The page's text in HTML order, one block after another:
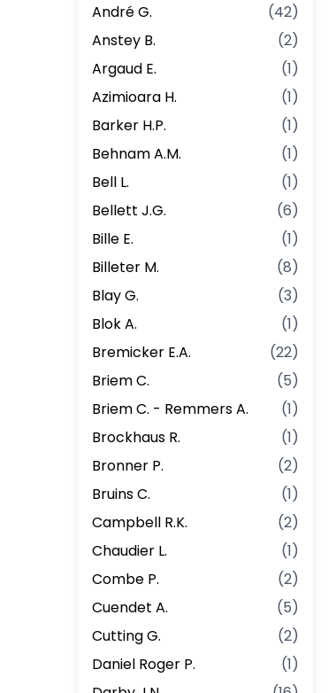
André G.
(42)
Anstey B.
(2)
Argaud E.
(1)
Azimioara H.
(1)
Barker H.P.
(1)
Behnam A.M.
(1)
Bell L.
(1)
Bellett J.G.
(6)
Bille E.
(1)
Billeter M.
(8)
Blay G.
(3)
Blok A.
(1)
Bremicker E.A.
(22)
Briem C.
(5)
Briem C. - Remmers A.
(1)
Brockhaus R.
(1)
Bronner P.
(2)
Bruins C.
(1)
Campbell R.K.
(2)
Chaudier L.
(1)
Combe P.
(2)
Cuendet A.
(5)
Cutting G.
(2)
Daniel Roger P.
(1)